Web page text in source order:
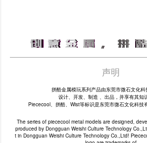
声明
拼酷金属模玩系列产品由东莞市微石文化科
设计、开发、制造 、出品，并享有其知
Piececool、拼酷、Wist等标识是东莞市微石文化科技
The series of piececool metal models are designed,
produced by Dongguan Weishi Culture Technology
t in Dongguan Weishi Culture Technology Co.,Ltd!